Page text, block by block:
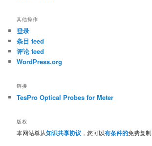
其他操作
登录
条目 feed
评论 feed
WordPress.org
链接
TesPro Optical Probes for Meter
版权
本网站尊从知识共享协议 ，您可以有条件的免费复制